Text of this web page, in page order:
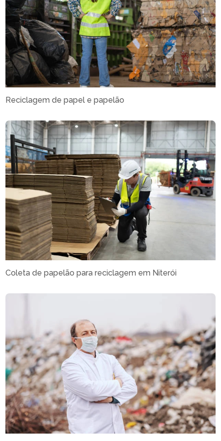
Reciclagem de papel e papelão
Coleta de papelão para reciclagem em Niterói